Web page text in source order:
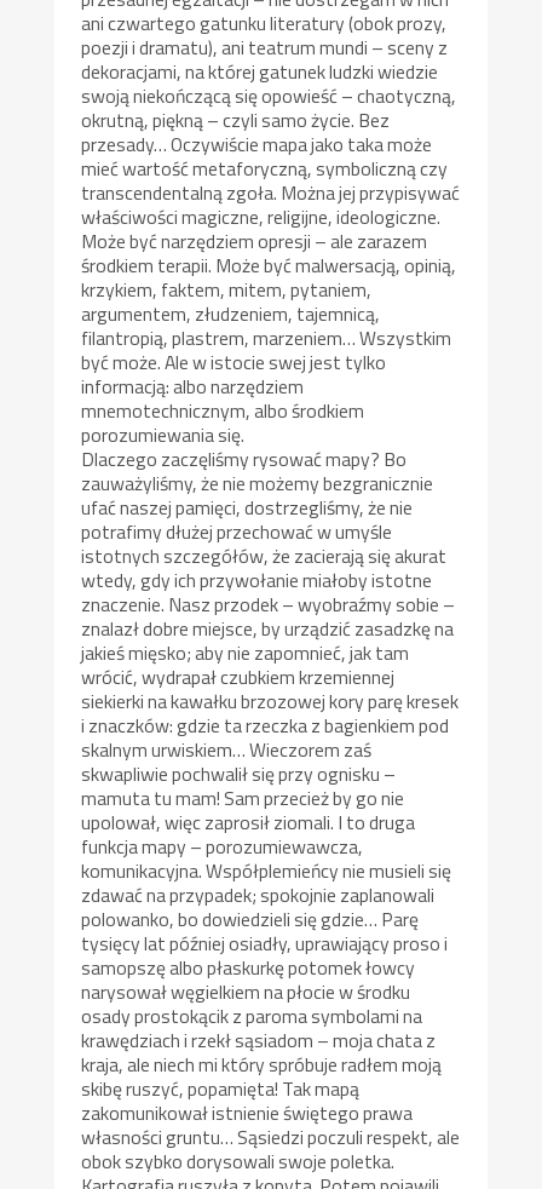
ani czwartego gatunku literatury (obok prozy,
poezji i dramatu), ani teatrum mundi – sceny z
dekoracjami, na której gatunek ludzki wiedzie
swoją niekończącą się opowieść – chaotyczną,
okrutną, piękną – czyli samo życie. Bez
przesady… Oczywiście mapa jako taka może
mieć wartość metaforyczną, symboliczną czy
transcendentalną zgoła. Można jej przypisywać
właściwości magiczne, religijne, ideologiczne.
Może być narzędziem opresji – ale zarazem
środkiem terapii. Może być malwersacją, opinią,
krzykiem, faktem, mitem, pytaniem,
argumentem, złudzeniem, tajemnicą,
filantropią, plastrem, marzeniem… Wszystkim
być może. Ale w istocie swej jest tylko
informacją: albo narzędziem
mnemotechnicznym, albo środkiem
porozumiewania się.
Dlaczego zaczęliśmy rysować mapy? Bo
zauważyliśmy, że nie możemy bezgranicznie
ufać naszej pamięci, dostrzegliśmy, że nie
potrafimy dłużej przechować w umyśle
istotnych szczegółów, że zacierają się akurat
wtedy, gdy ich przywołanie miałoby istotne
znaczenie. Nasz przodek – wyobraźmy sobie –
znalazł dobre miejsce, by urządzić zasadzkę na
jakieś mięsko; aby nie zapomnieć, jak tam
wrócić, wydrapał czubkiem krzemiennej
siekierki na kawałku brzozowej kory parę kresek
i znaczków: gdzie ta rzeczka z bagienkiem pod
skalnym urwiskiem… Wieczorem zaś
skwapliwie pochwalił się przy ognisku –
mamuta tu mam! Sam przecież by go nie
upolował, więc zaprosił ziomali. I to druga
funkcja mapy – porozumiewawcza,
komunikacyjna. Współplemieńcy nie musieli się
zdawać na przypadek; spokojnie zaplanowali
polowanko, bo dowiedzieli się gdzie… Parę
tysięcy lat później osiadły, uprawiający proso i
samopszę albo płaskurkę potomek łowcy
narysował węgielkiem na płocie w środku
osady prostokącik z paroma symbolami na
krawędziach i rzekł sąsiadom – moja chata z
kraja, ale niech mi który spróbuje radłem moją
skibę ruszyć, popamięta! Tak mapą
zakomunikował istnienie świętego prawa
własności gruntu… Sąsiedzi poczuli respekt, ale
obok szybko dorysowali swoje poletka.